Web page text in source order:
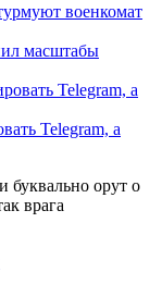
военкомат
масштабы
Telegram, а
буквально орут о
врага